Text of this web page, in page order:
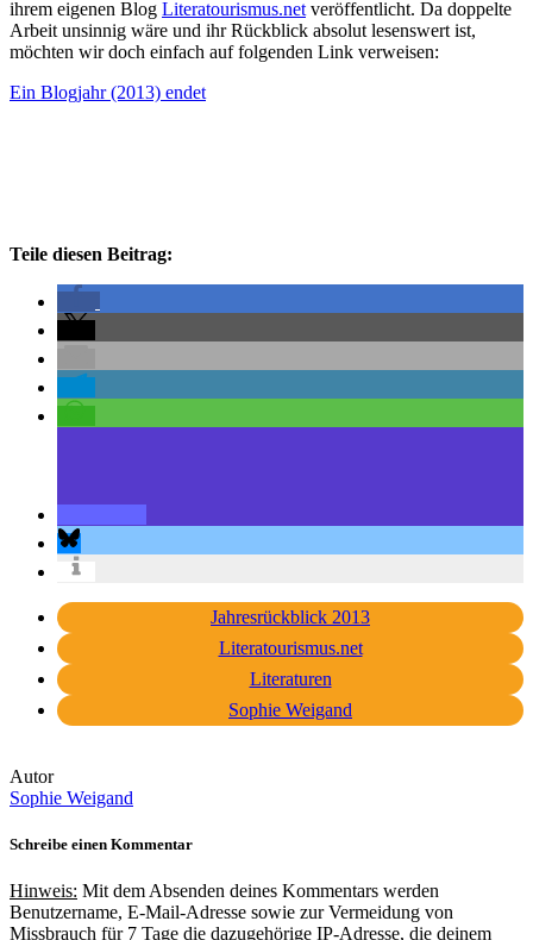
ihrem eigenen Blog Literatourismus.net veröffentlicht. Da doppelte
Arbeit unsinnig wäre und ihr Rückblick absolut lesenswert ist,
möchten wir doch einfach auf folgenden Link verweisen:
Ein Blogjahr (2013) endet
Teile diesen Beitrag:
Jahresrückblick 2013
Literatourismus.net
Literaturen
Sophie Weigand
Autor
Sophie Weigand
Schreibe einen Kommentar
Hinweis: Mit dem Absenden deines Kommentars werden
Benutzername, E-Mail-Adresse sowie zur Vermeidung von
Missbrauch für 7 Tage die dazugehörige IP-Adresse, die deinem